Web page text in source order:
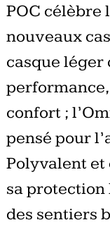
POC célèbre
nouveaux
casque léger
confort ;
pensé pour
Polyvalent
sa protection
des sentiers